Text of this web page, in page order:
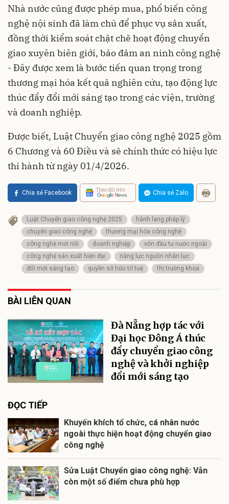
Nhà nước cũng được phép mua, phổ biến công
nghệ nội sinh đã làm chủ để phục vụ sản xuất,
đồng thời kiểm soát chặt chẽ hoạt động chuyển
giao xuyên biên giới, bảo đảm an ninh công nghệ
- Đây được xem là bước tiến quan trọng trong
thương mại hóa kết quả nghiên cứu, tạo động lực
thúc đẩy đổi mới sáng tạo trong các viện, trường
và doanh nghiệp.
Được biết, Luật Chuyển giao công nghệ 2025 gồm
6 Chương và 60 Điều và sẽ chính thức có hiệu lực
thi hành từ ngày 01/4/2026.
Chia sẻ Facebook Theo dõi trên Chia sẻ Zalo
Luật Chuyển giao công nghệ 2025
hành lang pháp lý
chuyển giao công nghệ
thương mại hóa công nghệ
công nghệ mới nổi
doanh nghiệp
vốn đầu tư nước ngoài
công nghệ sản xuất hiện đại
năng lực nguồn nhân lực
đổi mới sáng tạo
quyền sở hữu trí tuệ thị trường khoa
BÀI LIÊN QUAN
Đà Nẵng hợp tác với
Đại học Đông Á thúc
đẩy chuyển giao công
nghệ và khởi nghiệp
đổi mới sáng tạo
ĐỌC TIẾP
Khuyến khích tổ chức, cá nhân nước
ngoài thực hiện hoạt động chuyển giao
công nghệ
Sửa Luật Chuyển giao công nghệ: Vẫn
còn một số điểm chưa phù hợp